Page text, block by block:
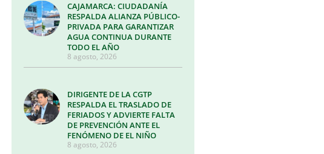
CAJAMARCA: CIUDADANÍA
RESPALDA ALIANZA PÚBLICO-
PRIVADA PARA GARANTIZAR
AGUA CONTINUA DURANTE
TODO EL AÑO
8 agosto, 2026
DIRIGENTE DE LA CGTP
RESPALDA EL TRASLADO DE
FERIADOS Y ADVIERTE FALTA
DE PREVENCIÓN ANTE EL
FENÓMENO DE EL NIÑO
8 agosto, 2026